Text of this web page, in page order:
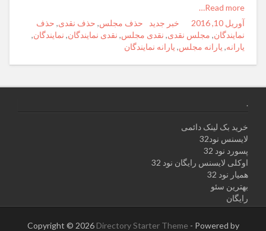
Read more…
Posted
on
آوریل 10, 2016 Author
Categories
خبر جدید Tags
حذف مجلس, حذف نقدی, حذف
نمایندگان, مجلس نقدی, نقدی مجلس, نقدی نمایندگان, نمایندگان,
یارانه, یارانه مجلس, یارانه نمایندگان
.
خرید بک لینک دائمی
لایسنس نود32
پسورد نود 32
اوکلی لایسنس رایگان نود 32
همیار نود 32
بهترین سئو
رایگان
Copyright © 2026 Directory Starter Theme - Powered by